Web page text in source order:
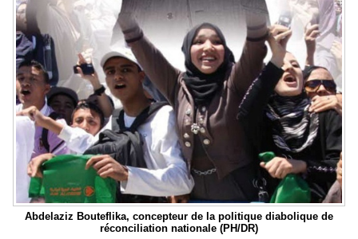
Abdelaziz Bouteflika, concepteur de la politique diabolique de
réconciliation nationale (PH/DR)